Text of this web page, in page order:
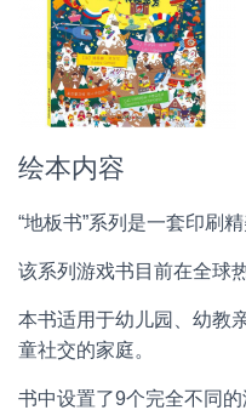
绘本内容
“地板书”系列是一套印刷
该系列游戏书目前在全球
本书适用于幼儿园、幼教
童社交的家庭。
书中设置了9个完全不同